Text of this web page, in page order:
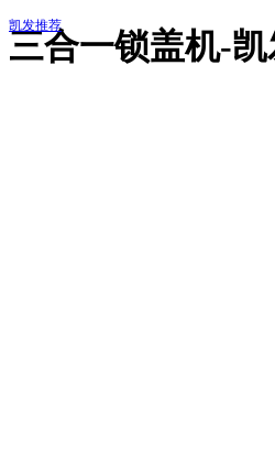
三合一锁盖机-
凯发推荐